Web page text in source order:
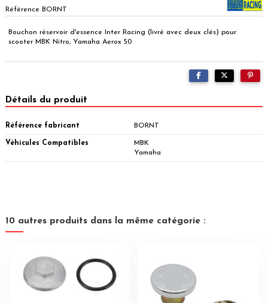
Référence BORNT
Bouchon réservoir d'essence Inter Racing (livré avec deux clés) pour
scooter MBK Nitro, Yamaha Aerox 50
Détails du produit
Référence fabricant BORNT
Véhicules Compatibles
MBK
Yamaha
10 autres produits dans la même catégorie :